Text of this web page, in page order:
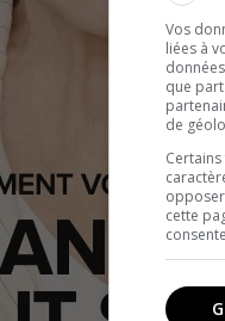
Vos
liées à
que
de
cette